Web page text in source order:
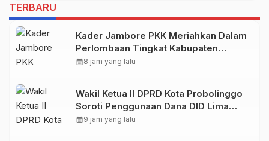
TERBARU
Kader Jambore PKK Meriahkan Dalam
Perlombaan Tingkat Kabupaten
Samosir
calendar_month8 jam yang lalu
Wakil Ketua II DPRD Kota Probolinggo
Soroti Penggunaan Dana DID Lima
Tahun Terakhir
calendar_month9 jam yang lalu